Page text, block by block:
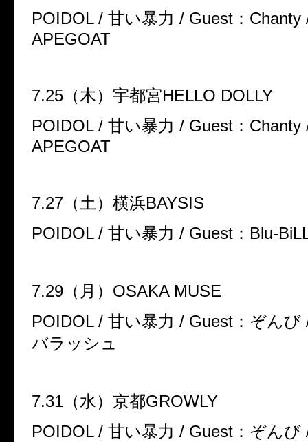
POIDOL / 甘い暴力 / Guest ： Chanty
APEGOAT
7.25 （木）宇都宮HELLO DOLLY
POIDOL / 甘い暴力 / Guest ： Chanty
APEGOAT
7.27 （土）横浜BAYSIS
POIDOL / 甘い暴力 / Guest ： Blu-
7.29 （月） OSAKA MUSE
POIDOL / 甘い暴力 / Guest ：ぞんび
バラッシュ
7.31 （水）京都GROWLY
POIDOL / 甘い暴力 / Guest ：ぞんび